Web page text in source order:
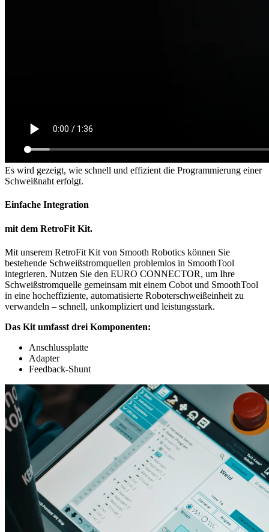
Es wird gezeigt, wie schnell und effizient die Programmierung einer
Schweißnaht erfolgt.
Einfache Integration
mit dem RetroFit Kit.
Mit unserem RetroFit Kit von Smooth Robotics können Sie
bestehende Schweißstromquellen problemlos in SmoothTool
integrieren. Nutzen Sie den EURO CONNECTOR, um Ihre
Schweißstromquelle gemeinsam mit einem Cobot und SmoothTool
in eine hocheffiziente, automatisierte Roboterschweißeinheit zu
verwandeln – schnell, unkompliziert und leistungsstark.
Das Kit umfasst drei Komponenten:
Anschlussplatte
Adapter
Feedback-Shunt